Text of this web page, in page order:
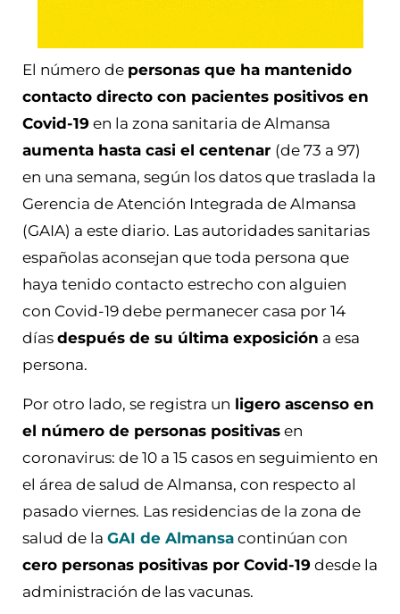
El número de personas que ha mantenido
contacto directo con pacientes positivos en
Covid-19 en la zona sanitaria de Almansa
aumenta hasta casi el centenar (de 73 a 97)
en una semana, según los datos que traslada la
Gerencia de Atención Integrada de Almansa
(GAIA) a este diario. Las autoridades sanitarias
españolas aconsejan que toda persona que
haya tenido contacto estrecho con alguien
con Covid-19 debe permanecer casa por 14
días después de su última exposición a esa
persona.
Por otro lado, se registra un ligero ascenso en
el número de personas positivas en
coronavirus: de 10 a 15 casos en seguimiento en
el área de salud de Almansa, con respecto al
pasado viernes. Las residencias de la zona de
salud de la GAI de Almansa continúan con
cero personas positivas por Covid-19 desde la
administración de las vacunas.